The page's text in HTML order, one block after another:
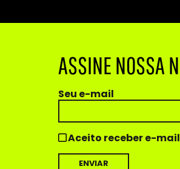
ASSINE NOSSA
Seu e-mail
Aceito receber e-